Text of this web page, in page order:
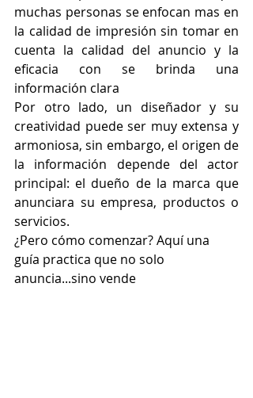
muchas personas se enfocan mas en
la calidad de impresión sin tomar en
cuenta la calidad del anuncio y la
eficacia con se brinda una
información clara
Por otro lado, un diseñador y su
creatividad puede ser muy extensa y
armoniosa, sin embargo, el origen de
la información depende del actor
principal: el dueño de la marca que
anunciara su empresa, productos o
servicios.
¿Pero cómo comenzar? Aquí una
guía practica que no solo
anuncia...sino vende